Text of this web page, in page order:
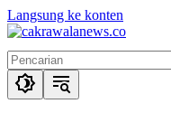
Langsung ke konten